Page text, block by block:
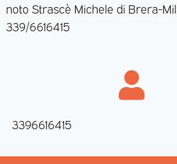
noto Strascè Michele di Brera-
339/6616415
3396616415